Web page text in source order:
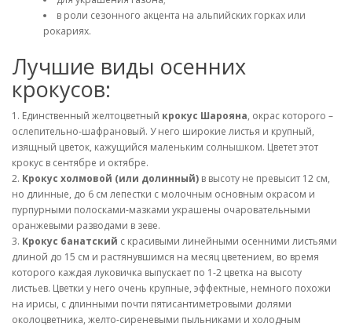
в роли сезонного акцента на альпийских горках или
рокариях.
Лучшие виды осенних
крокусов:
1. Единственный желтоцветный крокус Шарояна, окрас которого –
ослепительно-шафрановый. У него широкие листья и крупный,
изящный цветок, кажущийся маленьким солнышком. Цветет этот
крокус в сентябре и октябре.
2. Крокус холмовой (или долинный) в высоту не превысит 12 см,
но длинные, до 6 см лепестки с молочным основным окрасом и
пурпурными полосками-мазками украшены очаровательными
оранжевыми разводами в зеве.
3. Крокус банатский с красивыми линейными осенними листьями
длиной до 15 см и растянувшимся на месяц цветением, во время
которого каждая луковичка выпускает по 1-2 цветка на высоту
листьев. Цветки у него очень крупные, эффектные, немного похожи
на ирисы, с длинными почти пятисантиметровыми долями
околоцветника, желто-сиреневыми пыльниками и холодным